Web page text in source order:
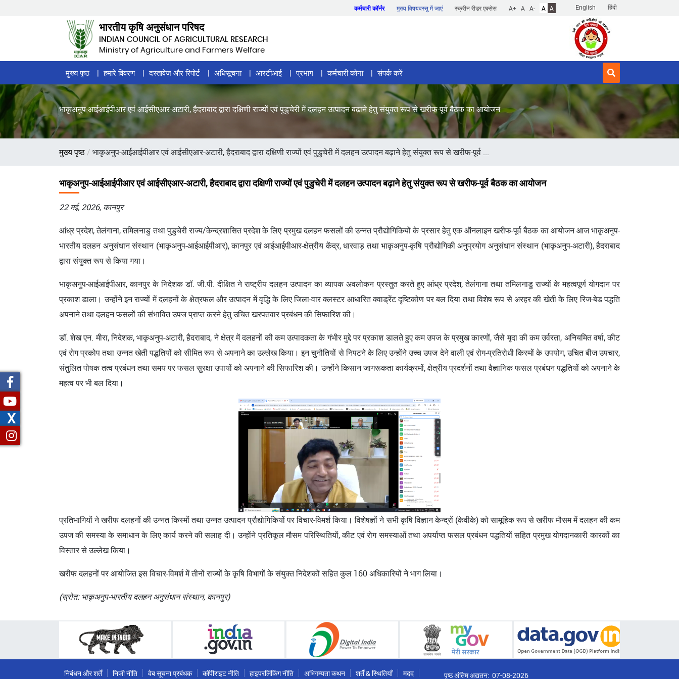
English हिंदी
कर्मचारी कॉर्नर मुख्य विषयवस्तु में जाएं स्क्रीन रीडर एक्सेस A+ A A- A A
भारतीय कृषि अनुसंधान परिषद
INDIAN COUNCIL OF AGRICULTURAL RESEARCH
Ministry of Agriculture and Farmers Welfare
Home
Page
Menu
मुख्य पृष्ठ हमारे विवरण दस्तावेज़ और रिपोर्ट अधिसूचना आरटीआई प्रभाग कर्मचारी कोना संपर्क करें
भाकृअनुप-आईआईपीआर एवं आईसीएआर-अटारी, हैदराबाद द्वारा दक्षिणी राज्यों एवं पुडुचेरी में दलहन उत्पादन बढ़ाने हेतु संयुक्त रूप से खरीफ-पूर्व बैठक का आयोजन
पग
मुख्य पृष्ठ भाकृअनुप-आईआईपीआर एवं आईसीएआर-अटारी, हैदराबाद द्वारा दक्षिणी राज्यों एवं पुडुचेरी में दलहन उत्पादन बढ़ाने हेतु संयुक्त रूप से खरीफ-पूर्व ...
भाकृअनुप-आईआईपीआर एवं आईसीएआर-अटारी, हैदराबाद द्वारा दक्षिणी राज्यों एवं पुडुचेरी में दलहन उत्पादन बढ़ाने हेतु संयुक्त रूप से खरीफ-पूर्व बैठक का आयोजन
22 मई, 2026, कानपुर
आंध्र प्रदेश, तेलंगाना, तमिलनाडु तथा पुडुचेरी राज्य/केन्द्रशासित प्रदेश के लिए प्रमुख दलहन फसलों की उन्नत प्रौद्योगिकियों के प्रसार हेतु एक ऑनलाइन खरीफ-पूर्व बैठक का आयोजन आज भाकृअनुप-
भारतीय दलहन अनुसंधान संस्थान (भाकृअनुप-आईआईपीआर), कानपुर एवं आईआईपीआर-क्षेत्रीय केंद्र, धारवाड़ तथा भाकृअनुप-कृषि प्रौद्योगिकी अनुप्रयोग अनुसंधान संस्थान (भाकृअनुप-अटारी), हैदराबाद
द्वारा संयुक्त रूप से किया गया।
भाकृअनुप-आईआईपीआर, कानपुर के निदेशक डॉ. जी.पी. दीक्षित ने राष्ट्रीय दलहन उत्पादन का व्यापक अवलोकन प्रस्तुत करते हुए आंध्र प्रदेश, तेलंगाना तथा तमिलनाडु राज्यों के महत्वपूर्ण योगदान पर
प्रकाश डाला। उन्होंने इन राज्यों में दलहनों के क्षेत्रफल और उत्पादन में वृद्धि के लिए जिला-वार क्लस्टर आधारित क्वाड्रेंट दृष्टिकोण पर बल दिया तथा विशेष रूप से अरहर की खेती के लिए रिज-बेड पद्धति
अपनाने तथा दलहन फसलों की संभावित उपज प्राप्त करने हेतु उचित खरपतवार प्रबंधन की सिफारिश की।
डॉ. शेख एन. मीरा, निदेशक, भाकृअनुप-अटारी, हैदराबाद, ने क्षेत्र में दलहनों की कम उत्पादकता के गंभीर मुद्दे पर प्रकाश डालते हुए कम उपज के प्रमुख कारणों, जैसे मृदा की कम उर्वरता, अनियमित वर्षा, कीट
एवं रोग प्रकोप तथा उन्नत खेती पद्धतियों को सीमित रूप से अपनाने का उल्लेख किया। इन चुनौतियों से निपटने के लिए उन्होंने उच्च उपज देने वाली एवं रोग-प्रतिरोधी किस्मों के उपयोग, उचित बीज उपचार,
संतुलित पोषक तत्व प्रबंधन तथा समय पर फसल सुरक्षा उपायों को अपनाने की सिफारिश की। उन्होंने किसान जागरूकता कार्यक्रमों, क्षेत्रीय प्रदर्शनों तथा वैज्ञानिक फसल प्रबंधन पद्धतियों को अपनाने के
महत्व पर भी बल दिया।
प्रतिभागियों ने खरीफ दलहनों की उन्नत किस्मों तथा उन्नत उत्पादन प्रौद्योगिकियों पर विचार-विमर्श किया। विशेषज्ञों ने सभी कृषि विज्ञान केन्द्रों (केवीके) को सामूहिक रूप से खरीफ मौसम में दलहन की कम
उपज की समस्या के समाधान के लिए कार्य करने की सलाह दी। उन्होंने प्रतिकूल मौसम परिस्थितियों, कीट एवं रोग समस्याओं तथा अपर्याप्त फसल प्रबंधन पद्धतियों सहित प्रमुख योगदानकारी कारकों का
विस्तार से उल्लेख किया।
खरीफ दलहनों पर आयोजित इस विचार-विमर्श में तीनों राज्यों के कृषि विभागों के संयुक्त निदेशकों सहित कुल 160 अधिकारियों ने भाग लिया।
(स्रोत: भाकृअनुप-भारतीय दलहन अनुसंधान संस्थान, कानपुर)
निबंधन और शर्तें निजी नीति वेब सूचना प्रबंधक कॉपीराइट नीति हाइपरलिंकिंग नीति अभिगम्यता कथन शर्तें & स्थितियाँ मदद पृष्ठ अंतिम अद्यतन: 07-08-2026
X